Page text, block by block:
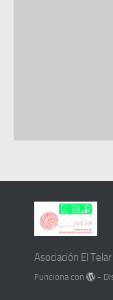
Asociación El
Funciona con -